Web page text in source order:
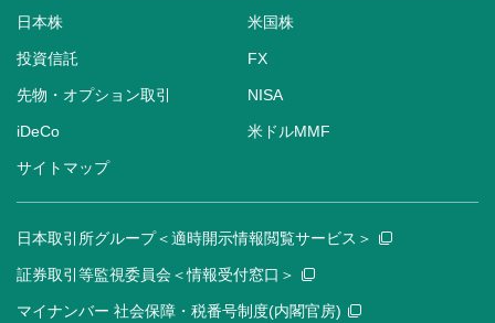
日本株 米国株
投資信託 FX
先物・オプション取引 NISA
iDeCo 米ドルMMF
サイトマップ
日本取引所グループ＜適時開示情報閲覧サービス＞
証券取引等監視委員会＜情報受付窓口＞
マイナンバー 社会保障・税番号制度(内閣官房)